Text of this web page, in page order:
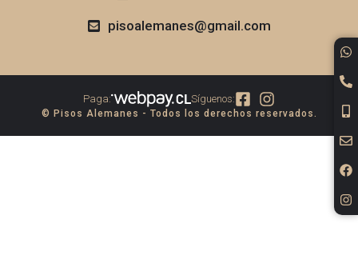
pisoalemanes@gmail.com
Paga: Síguenos:
© Pisos Alemanes - Todos los derechos reservados.